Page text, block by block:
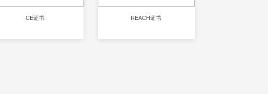
CE证书 REACH证书